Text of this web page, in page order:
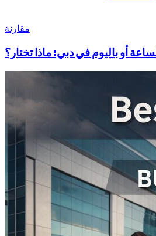
مقارنة
أو باليوم في دبي: ماذا تختار؟